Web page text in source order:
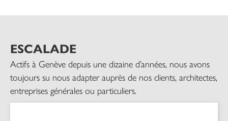
ESCALADE
Actifs à Genève depuis une dizaine d’années, nous avons
toujours su nous adapter auprès de nos clients, architectes,
entreprises générales ou particuliers.